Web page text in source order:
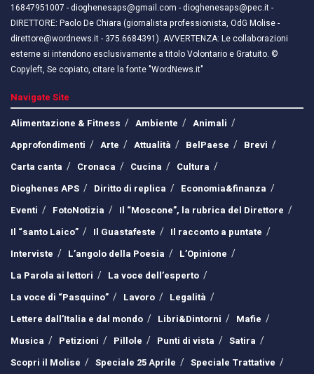
16847951007 - dioghenesaps@gmail.com - dioghenesaps@pec.it - ​​
DIRETTORE: Paolo De Chiara (giornalista professionista, OdG Molise -
direttore@wordnews.it - ​​375.6684391). AVVERTENZA: Le collaborazioni
esterne si intendono esclusivamente a titolo Volontario e Gratuito. ©
Copyleft, Se copiato, citare la fonte "WordNews.it"
Navigate Site
Alimentazione & Fitness
Ambiente
Animali
Approfondimenti
Arte Attualità BelPaese
Brevi
Carta canta
Cronaca Cucina
Cultura
Dioghenes APS
Diritto di replica
Economia&finanza
Eventi
FotoNotizia
Il “Moscone”, la rubrica del Direttore
Il “santo Laico”
Il Guastafeste
Il racconto a puntate
Interviste
L’angolo della Poesia
L’Opinione
La Parola ai lettori
La voce dell’esperto
La voce di “Pasquino”
Lavoro
Legalità
Lettere dall’Italia e dal mondo
Libri&Dintorni
Mafie
Musica
Petizioni Pillole Punti di vista
Satira
Scopri il Molise
Speciale 25 Aprile
Speciale Trattative